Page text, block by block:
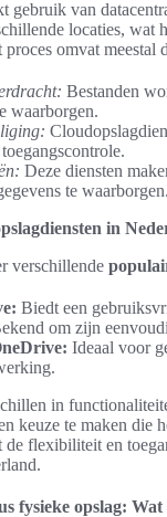
gebruik van
locaties, wat
omvat meestal
Bestanden
waarborgen.
Deze diensten
te waarborgen.
in
verschillende
Biedt een
om zijn
Ideaal voor
in
keuze te maken die
de flexibiliteit en
fysieke opslag: